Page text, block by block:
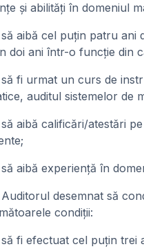
şi abilităţi în domeniul
cel puţin patru ani de
doi ani într-o funcţie din
un curs de
auditul sistemelor de
calificări/atestări pe
experienţă în
desemnat să
condiţii:
cel puţin trei